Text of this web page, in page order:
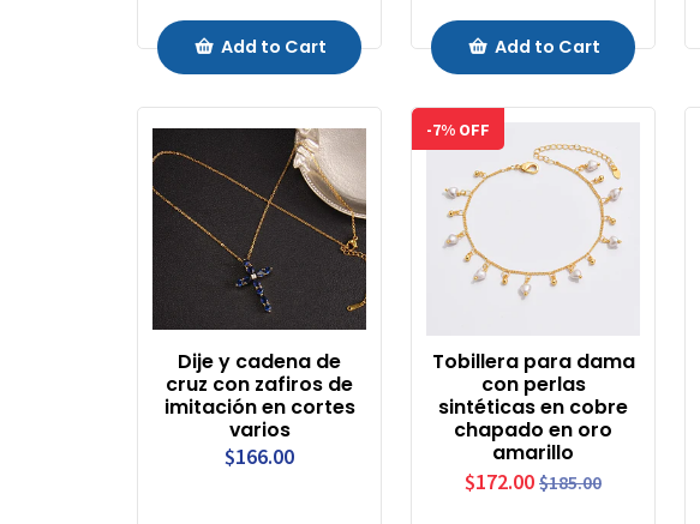
Add to Cart Add to Cart
Dije y cadena de
cruz con zafiros de
imitación en cortes
varios
$166.00
-7% OFF
Tobillera para dama
con perlas
sintéticas en cobre
chapado en oro
amarillo
$172.00 $185.00